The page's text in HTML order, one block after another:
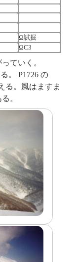
Ω試掘
ΩC3
ていく。
。 P1726 の
る。風はますま
。